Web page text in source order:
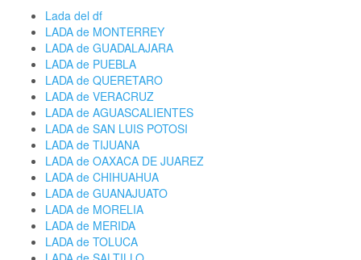
Lada del df
LADA de MONTERREY
LADA de GUADALAJARA
LADA de PUEBLA
LADA de QUERETARO
LADA de VERACRUZ
LADA de AGUASCALIENTES
LADA de SAN LUIS POTOSI
LADA de TIJUANA
LADA de OAXACA DE JUAREZ
LADA de CHIHUAHUA
LADA de GUANAJUATO
LADA de MORELIA
LADA de MERIDA
LADA de TOLUCA